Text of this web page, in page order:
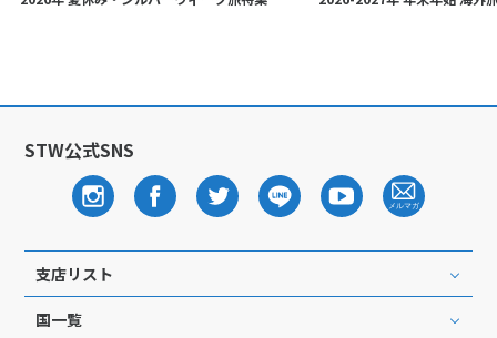
STW公式SNS
支店リスト
国一覧